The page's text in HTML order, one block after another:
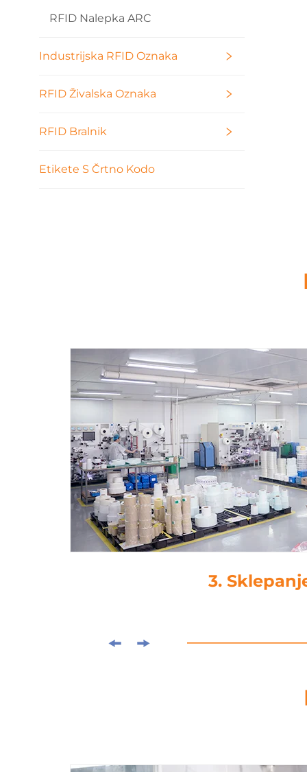
RFID Nalepka ARC
Industrijska RFID Oznaka
RFID Živalska Oznaka
RFID Bralnik
Etikete S Črtno Kodo
3.